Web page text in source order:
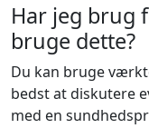
Har jeg brug
bruge dette?
Du kan bruge
bedst at diskutere
med en